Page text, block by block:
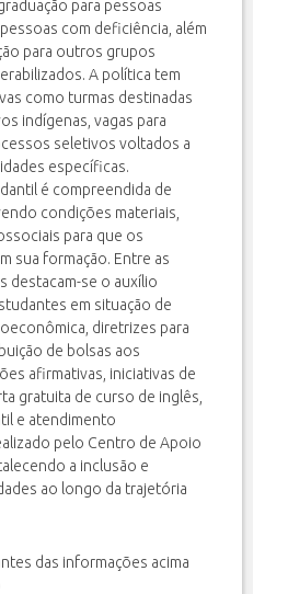
para pessoas
com deficiência, além
para outros grupos
A política tem
como turmas destinadas
indígenas, vagas para
seletivos voltados a
específicas.
é compreendida de
condições materiais,
para que os
sua formação. Entre as
destacam-se o auxílio
em situação de
diretrizes para
de bolsas aos
afirmativas, iniciativas de
gratuita de curso de inglês,
e atendimento
pelo Centro de Apoio
a inclusão e
ao longo da trajetória
das informações acima